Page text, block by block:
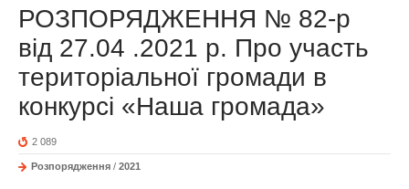
РОЗПОРЯДЖЕННЯ № 82-р
від 27.04 .2021 р. Про участь
територіальної громади в
конкурсі «Наша громада»
2 089
Розпорядження / 2021